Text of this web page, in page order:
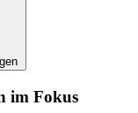
im Fokus